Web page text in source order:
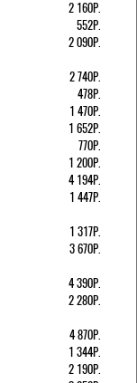
2 160Р.
552Р.
2 090Р.
2 740Р.
478Р.
1 470Р.
1 652Р.
770Р.
1 200Р.
4 194Р.
1 447Р.
1 317Р.
3 670Р.
4 390Р.
2 280Р.
4 870Р.
1 344Р.
2 190Р.